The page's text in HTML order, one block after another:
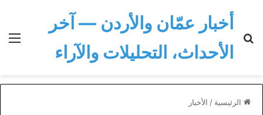
أخبار عمّان والأردن — آخر
الأحداث، التحليلات والآراء
الرئيسية / الأخبار